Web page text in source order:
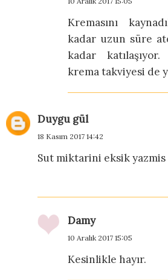
Kremasını
kadar uzun süre
kadar katılaşıyor.
krema takviyesi de
Duygu gül
18 Kasım 2017 14:42
Sut miktarini eksik
Damy
10 Aralık 2017 15:05
Kesinlikle hayır.